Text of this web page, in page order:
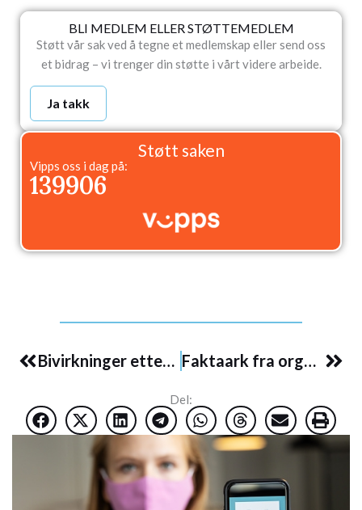
BLI MEDLEM ELLER STØTTEMEDLEM
Støtt vår sak ved å tegne et medlemskap eller send oss
et bidrag – vi trenger din støtte i vårt videre arbeide.
Ja takk
Støtt saken
Vipps oss i dag på:
139906
Bivirkninger etter covid-19 vaksinasjon Faktaark fra organisasjonen Physicians for Informed Consent.
Del: